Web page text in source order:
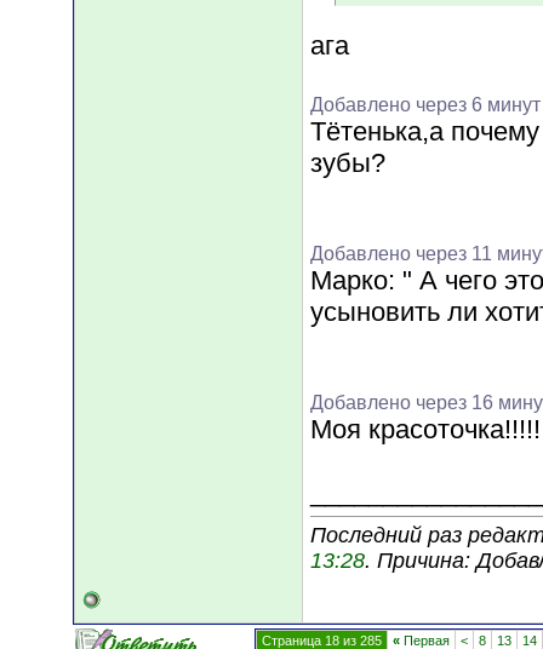
ага
Добавлено через 6 минут
Тётенька,а
зубы?
Добавлено через 11
Марко: " А чего
усыновить ли
Добавлено через 16
Моя красоточка!!!!!
Последний раз
13:28. Причина:
Страница 18 из 285 « Первая < 8 13 14